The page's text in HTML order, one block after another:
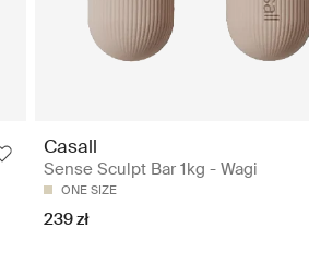
Casall
Sense Sculpt Bar 1kg - Wagi
ONE SIZE
239 zł